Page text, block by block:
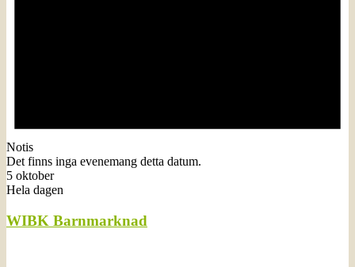
Notis
Det finns inga evenemang detta datum.
5 oktober
Hela dagen
WIBK Barnmarknad